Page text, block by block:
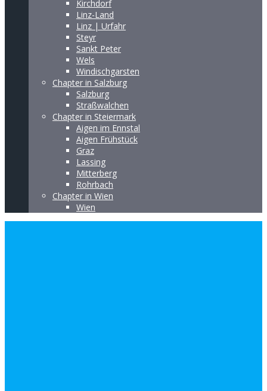
Kirchdorf
Linz-Land
Linz | Urfahr
Steyr
Sankt Peter
Wels
Windischgarsten
Chapter in Salzburg
Salzburg
Straßwalchen
Chapter in Steiermark
Aigen im Ennstal
Aigen Frühstück
Graz
Lassing
Mitterberg
Rohrbach
Chapter in Wien
Wien